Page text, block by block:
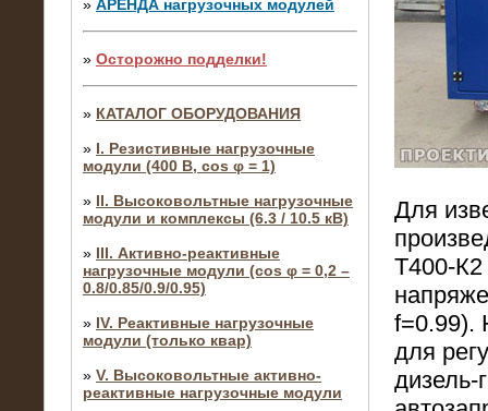
» АРЕНДА нагрузочных модулей
» Осторожно подделки!
» КАТАЛОГ ОБОРУДОВАНИЯ
» I. Резистивные нагрузочные
модули (400 В, cos φ = 1)
» II. Высоковольтные нагрузочные
модули и комплексы (6.3 / 10.5 кВ)
» III. Активно-реактивные
нагрузочные модули (cos φ = 0,2 –
0.8/0.85/0.9/0.95)
» IV. Реактивные нагрузочные
модули (только квар)
» V. Высоковольтные активно-
реактивные нагрузочные модули
Для
Т400-
f=0.99).
для
дизель-